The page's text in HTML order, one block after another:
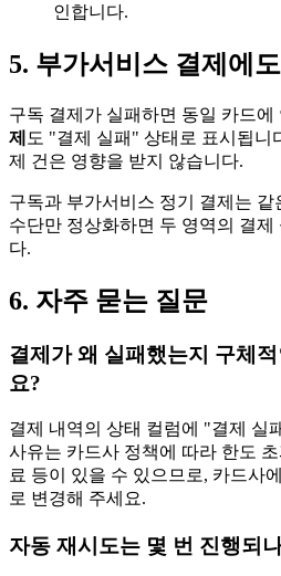
인합니다.
5. 부가서비스 결제에
구독 결제가 실패하면 동일 카드에
제 도 "결제 실패" 상태로 표시됩니
제 건은 영향을 받지 않습니다.
구독과 부가서비스 정기 결제는 같
수단만 정상화하면 두 영역의 결제
다.
6. 자주 묻는 질문
결제가 왜 실패했는지 구체
요?
결제 내역의 상태 컬럼에 "결제 실
사유는 카드사 정책에 따라 한도
료 등이 있을 수 있으므로, 카드사
로 변경해 주세요.
자동 재시도는 몇 번 진행되